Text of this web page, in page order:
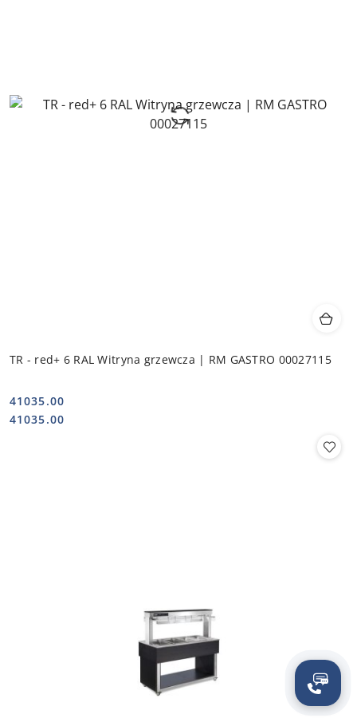
TR - red+ 6 RAL Witryna grzewcza | RM GASTRO 00027115
Cena:
41035.00
Cena:
41035.00